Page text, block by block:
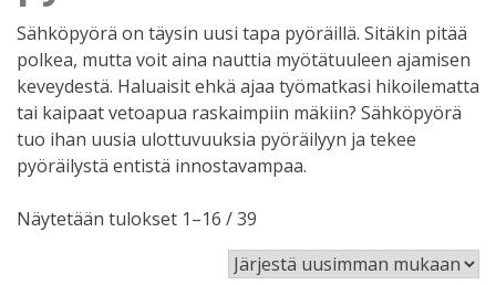
Sähköpyörä on täysin uusi tapa pyöräillä. Sitäkin pitää
polkea, mutta voit aina nauttia myötätuuleen ajamisen
keveydestä. Haluaisit ehkä ajaa työmatkasi hikoilematta
tai kaipaat vetoapua raskaimpiin mäkiin? Sähköpyörä
tuo ihan uusia ulottuvuuksia pyöräilyyn ja tekee
pyöräilystä entistä innostavampaa.
Näytetään tulokset 1–16 / 39
by
latest